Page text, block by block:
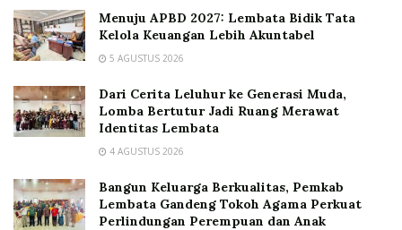
Menuju APBD 2027: Lembata Bidik Tata
Kelola Keuangan Lebih Akuntabel
5 AGUSTUS 2026
Dari Cerita Leluhur ke Generasi Muda,
Lomba Bertutur Jadi Ruang Merawat
Identitas Lembata
4 AGUSTUS 2026
Bangun Keluarga Berkualitas, Pemkab
Lembata Gandeng Tokoh Agama Perkuat
Perlindungan Perempuan dan Anak